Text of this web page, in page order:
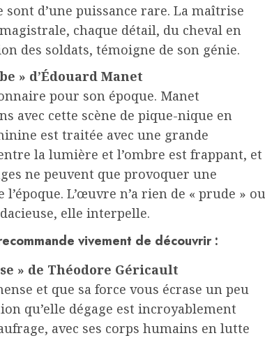
d’une puissance rare. La maîtrise
chaque détail, du cheval en
des soldats, témoigne de son génie.
» d’Édouard Manet
pour son époque. Manet
avec cette scène de pique-nique en
est traitée avec une grande
la lumière et l’ombre est frappant, et
ne peuvent que provoquer une
L’œuvre n’a rien de « prude » ou
elle interpelle.
vivement de découvrir :
» de Théodore Géricault
et que sa force vous écrase un peu
qu’elle dégage est incroyablement
avec ses corps humains en lutte